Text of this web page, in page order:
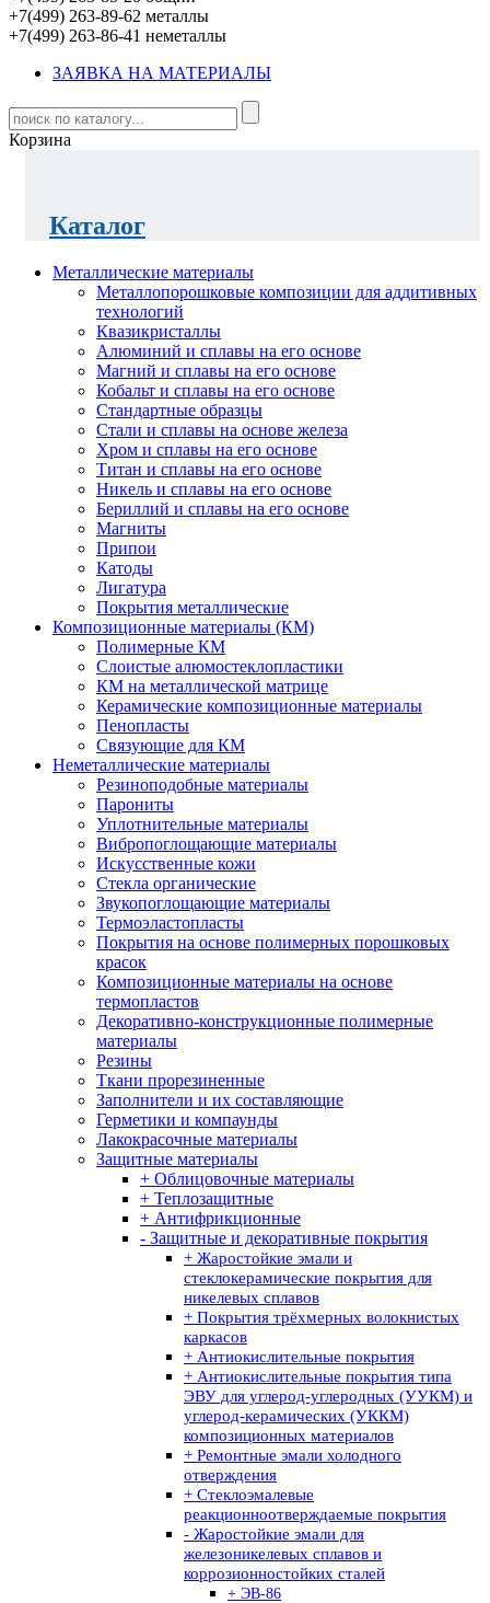
+7(499) 263-89-62 металлы
+7(499) 263-86-41 неметаллы
ЗАЯВКА НА МАТЕРИАЛЫ
Корзина
Каталог
Металлические материалы
Металлопорошковые композиции для аддитивных
технологий
Квазикристаллы
Алюминий и сплавы на его основе
Магний и сплавы на его основе
Кобальт и сплавы на его основе
Стандартные образцы
Стали и сплавы на основе железа
Хром и сплавы на его основе
Титан и сплавы на его основе
Никель и сплавы на его основе
Бериллий и сплавы на его основе
Магниты
Припои
Катоды
Лигатура
Покрытия металлические
Композиционные материалы (КМ)
Полимерные КМ
Слоистые алюмостеклопластики
КМ на металлической матрице
Керамические композиционные материалы
Пенопласты
Связующие для КМ
Неметаллические материалы
Резиноподобные материалы
Парониты
Уплотнительные материалы
Вибропоглощающие материалы
Искусственные кожи
Стекла органические
Звукопоглощающие материалы
Термоэластопласты
Покрытия на основе полимерных порошковых
красок
Композиционные материалы на основе
термопластов
Декоративно-конструкционные полимерные
материалы
Резины
Ткани прорезиненные
Заполнители и их составляющие
Герметики и компаунды
Лакокрасочные материалы
Защитные материалы
+ Облицовочные материалы
+ Теплозащитные
+ Антифрикционные
- Защитные и декоративные покрытия
+ Жаростойкие эмали и
стеклокерамические покрытия для
никелевых сплавов
+ Покрытия трёхмерных волокнистых
каркасов
+ Антиокислительные покрытия
+ Антиокислительные покрытия типа
ЭВУ для углерод-углеродных (УУКМ) и
углерод-керамических (УККМ)
композиционных материалов
+ Ремонтные эмали холодного
отверждения
+ Стеклоэмалевые
реакционноотверждаемые покрытия
- Жаростойкие эмали для
железоникелевых сплавов и
коррозионностойких сталей
+ ЭВ-86